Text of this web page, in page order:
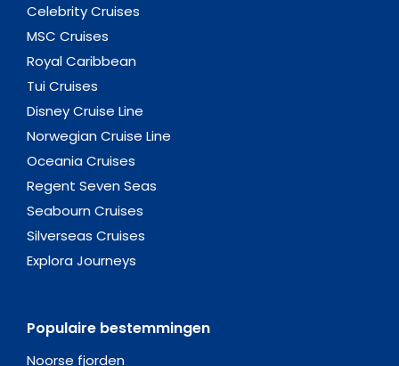
Celebrity Cruises
MSC Cruises
Royal Caribbean
Tui Cruises
Disney Cruise Line
Norwegian Cruise Line
Oceania Cruises
Regent Seven Seas
Seabourn Cruises
Silverseas Cruises
Explora Journeys
Populaire bestemmingen
Noorse fjorden